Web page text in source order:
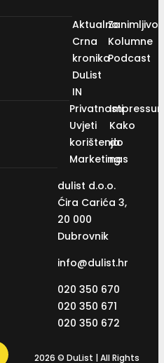
Aktualno
Crna
kronika
DuList
IN
Kolumne
Podcast
Privatnosti
Uvjeti
korištenja
Marketing
Kako
do
nas
dulist d.o.o.
Ćira Carića 3,
20 000
Dubrovnik
info@dulist.hr
020 350 670
020 350 671
020 350 672
2026 © DuList | All Rights